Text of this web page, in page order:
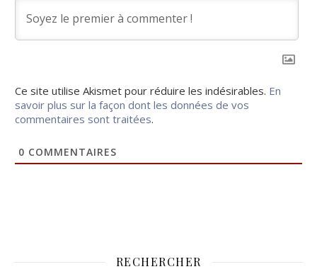
Ce site utilise Akismet pour réduire les indésirables. En
savoir plus sur la façon dont les données de vos
commentaires sont traitées.
0 COMMENTAIRES
RECHERCHER